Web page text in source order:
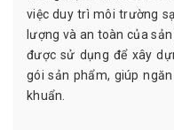
việc duy trì môi trường
lượng và an toàn của
được sử dụng để xây
gói sản phẩm, giúp
khuẩn.